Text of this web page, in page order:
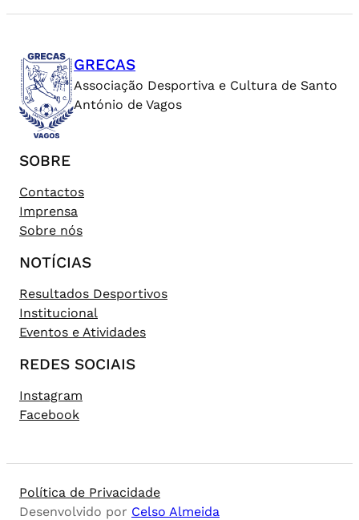
GRECAS
Associação Desportiva e Cultura de Santo
António de Vagos
SOBRE
Contactos
Imprensa
Sobre nós
NOTÍCIAS
Resultados Desportivos
Institucional
Eventos e Atividades
REDES SOCIAIS
Instagram
Facebook
Política de Privacidade
Desenvolvido por Celso Almeida